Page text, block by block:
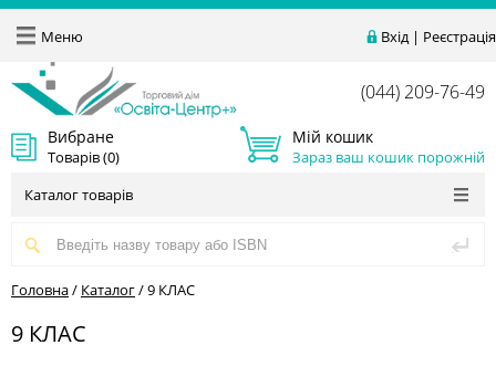
Вхід| Реєстрація
Меню
(044) 209-76-49
Вибране
Товарів (0)
Мій кошик
Зараз ваш кошик порожній
Каталог товарів
Головна/ Каталог/9 КЛАС
9 КЛАС